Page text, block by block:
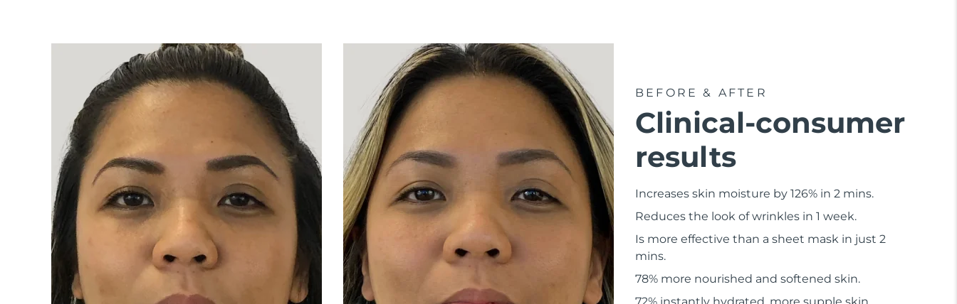
BEFORE & AFTER
Clinical-consumer
results
Increases skin moisture by 126% in 2 mins.
Reduces the look of wrinkles in 1 week.
Is more effective than a sheet mask in just 2
mins.
78% more nourished and softened skin.